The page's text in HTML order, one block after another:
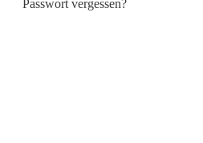
Passwort vergessen?